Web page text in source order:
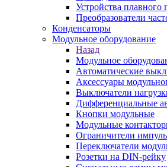
Устройства плавного
Преобразователи
Конденсаторы
Модульное оборудование
Назад
Модульное
Автоматические
Аксессуары
Выключатели
Дифференциальные
Кнопки модульные
Модульные
Ограничители
Переключатели
Розетки на DIN-рейку